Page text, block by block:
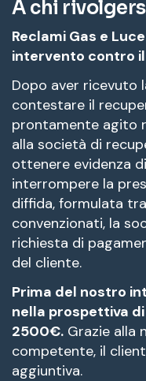
A chi
Reclami Gas e
intervento contro
Dopo aver ricevuto
contestare il
prontamente agito
alla società di
ottenere evidenza
interrompere la
diffida, formulata
convenzionati, la
richiesta di
del cliente.
Prima del nostro
nella prospettiva
2500€. Grazie alla
competente, il
aggiuntiva.